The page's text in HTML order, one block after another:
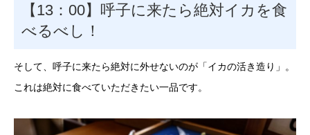
【13：00】呼子に来たら絶対イカを食
べるべし！
そして、呼子に来たら絶対に外せないのが「イカの活き造り」。
これは絶対に食べていただきたい一品です。